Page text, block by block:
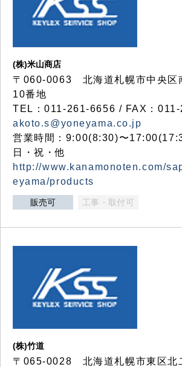
(株)米山商店
〒060-0063 北海道札幌市中央区
10番地
TEL：011-261-6656 / FAX：
akoto.s@yoneyama.co.jp
営業時間：9:00(8:30)〜
日・祝・他
http://www.kanamonoten.com/
eyama/products
販売可 工事・取付可
(株)竹道
〒065-0028 北海道札幌市東区北